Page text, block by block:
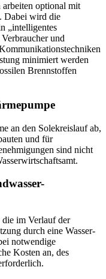
optional mit
Dabei wird die
„intelligentes
und
minimiert werden
Brennstoffen
an den Solekreislauf ab,
und für
sind nicht
im Verlauf der
durch eine Wasser-
notwendige
Kosten an, des